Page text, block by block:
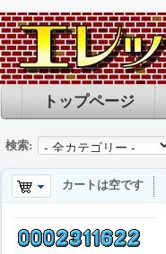
トップページ
検索:
カートは空です